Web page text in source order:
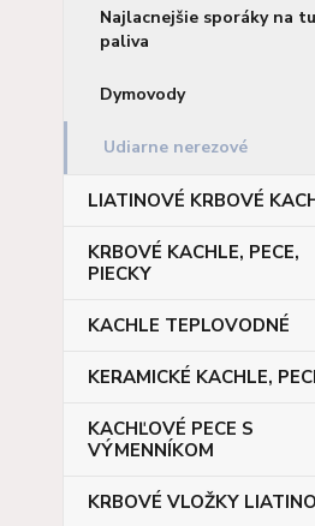
Najlacnejšie sporáky na
paliva
Dymovody
Udiarne nerezové
LIATINOVÉ KRBOVÉ
KRBOVÉ KACHLE, PECE,
PIECKY
KACHLE TEPLOVODNÉ
KERAMICKÉ KACHLE,
KACHĽOVÉ PECE S
VÝMENNÍKOM
KRBOVÉ VLOŽKY